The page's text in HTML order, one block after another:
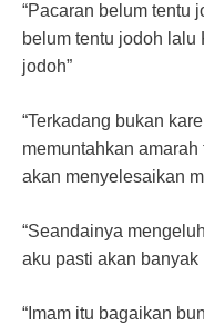
“Pacaran belum tentu
belum tentu jodoh lalu
jodoh”
“Terkadang bukan
memuntahkan
akan menyelesaikan
“Seandainya
aku pasti akan banyak
“Imam itu bagaikan